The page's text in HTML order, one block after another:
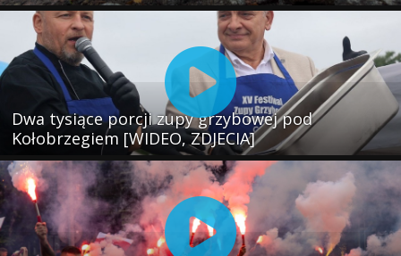
Dwa tysiące porcji zupy grzybowej pod
Kołobrzegiem [WIDEO, ZDJECIA]